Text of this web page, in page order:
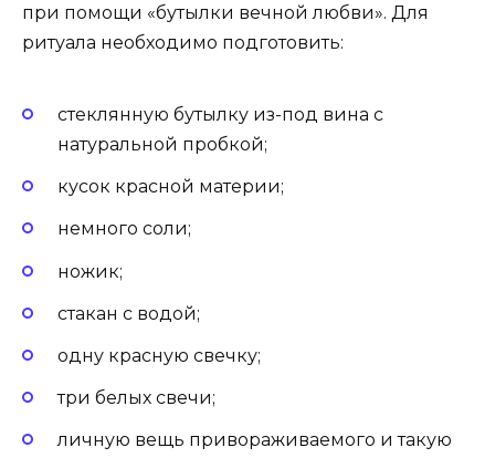
при помощи «бутылки вечной любви». Для
ритуала необходимо подготовить:
стеклянную бутылку из-под вина с
натуральной пробкой;
кусок красной материи;
немного соли;
ножик;
стакан с водой;
одну красную свечку;
три белых свечи;
личную вещь привораживаемого и такую